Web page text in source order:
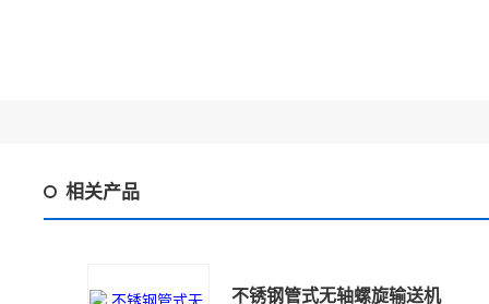
相关产品
不锈钢管式无轴螺旋输送机